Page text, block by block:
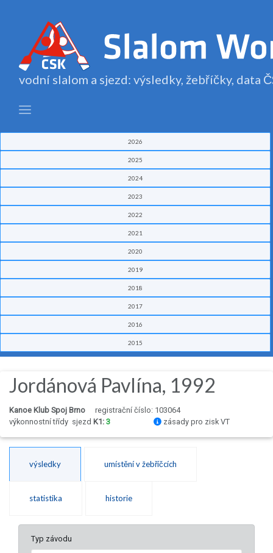
vodní slalom a sjezd: výsledky, žebříčky, data
2026
2025
2024
2023
2022
2021
2020
2019
2018
2017
2016
2015
Jordánová Pavlína, 1992
Kanoe Klub Spoj Brno
registrační číslo: 103064
výkonnostní třídy sjezd K1: 3 zásady pro zisk VT
výsledky umístění v žebříčcích
statistika historie
Typ závodu